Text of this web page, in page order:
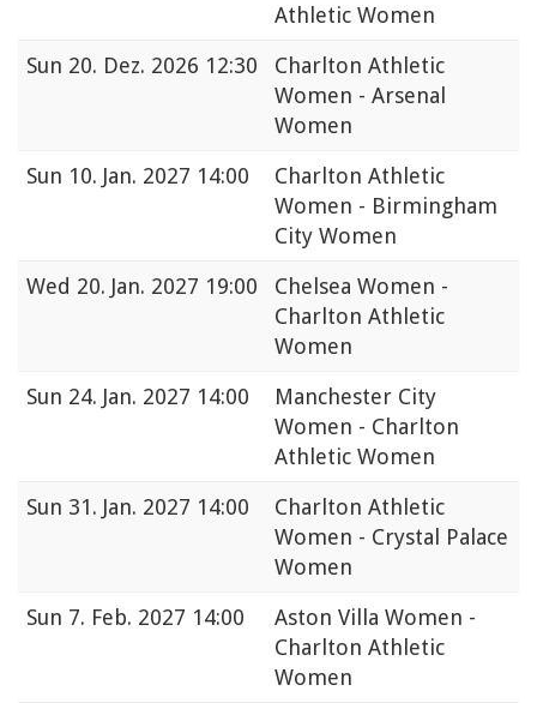
Athletic Women
Sun 20. Dez. 2026 12:30
Charlton Athletic
Women - Arsenal
Women
Sun 10. Jan. 2027 14:00
Charlton Athletic
Women - Birmingham
City Women
Wed 20. Jan. 2027 19:00
Chelsea Women -
Charlton Athletic
Women
Sun 24. Jan. 2027 14:00
Manchester City
Women - Charlton
Athletic Women
Sun 31. Jan. 2027 14:00
Charlton Athletic
Women - Crystal Palace
Women
Sun 7. Feb. 2027 14:00
Aston Villa Women -
Charlton Athletic
Women